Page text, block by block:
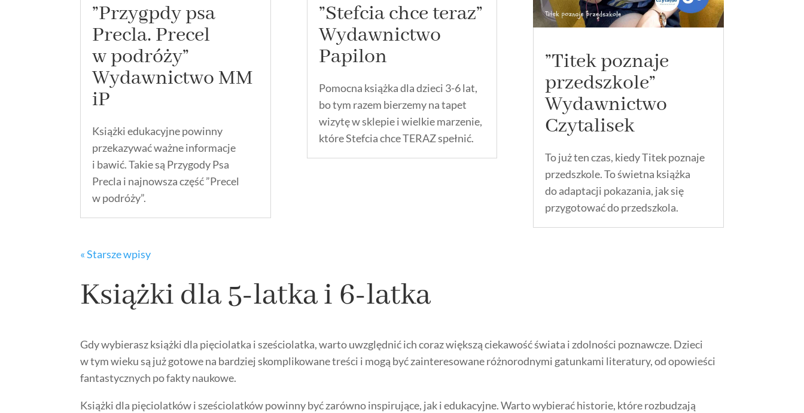
”Przygpdy psa
Precla. Precel
w podróży”
Wydawnictwo MM
iP
Książki edukacyjne powinny
przekazywać ważne informacje
i bawić. Takie są Przygody Psa
Precla i najnowsza część ”Precel
w podróży”.
”Stefcia chce teraz”
Wydawnictwo
Papilon
Pomocna książka dla dzieci 3-6 lat,
bo tym razem bierzemy na tapet
wizytę w sklepie i wielkie marzenie,
które Stefcia chce TERAZ spełnić.
”Titek poznaje
przedszkole”
Wydawnictwo
Czytalisek
To już ten czas, kiedy Titek poznaje
przedszkole. To świetna książka
do adaptacji pokazania, jak się
przygotować do przedszkola.
« Starsze wpisy
Książki dla 5-latka i 6-latka
Gdy wybierasz książki dla pięciolatka i sześciolatka, warto uwzględnić ich coraz większą ciekawość świata i zdolności poznawcze. Dzieci
w tym wieku są już gotowe na bardziej skomplikowane treści i mogą być zainteresowane różnorodnymi gatunkami literatury, od opowieści
fantastycznych po fakty naukowe.
Książki dla pięciolatków i sześciolatków powinny być zarówno inspirujące, jak i edukacyjne. Warto wybierać historie, które rozbudzają